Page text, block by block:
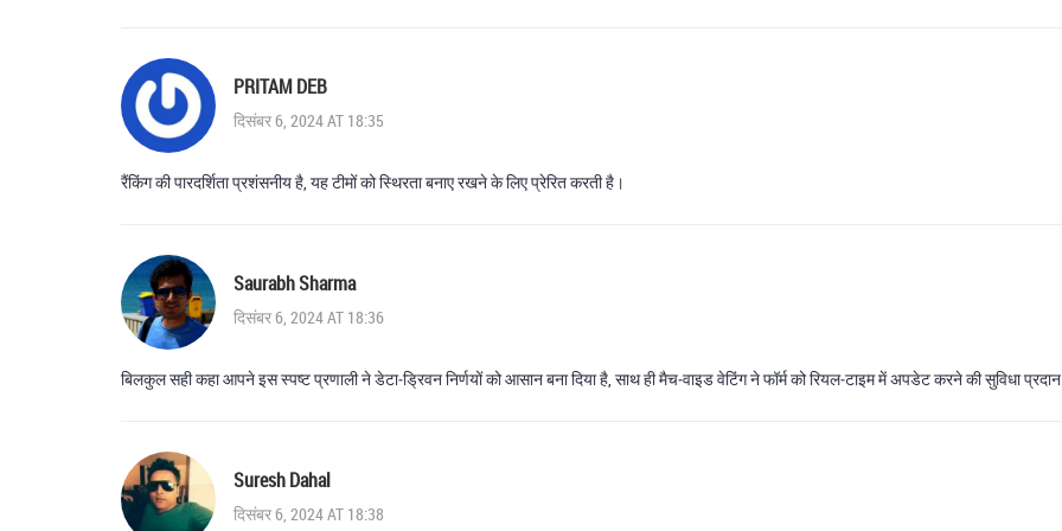
PRITAM DEB
दिसंबर 6, 2024 AT 18:35
रैंकिंग की पारदर्शिता प्रशंसनीय है, यह टीमों को स्थिरता बनाए रखने के लिए प्रेरित करती है।
Saurabh Sharma
दिसंबर 6, 2024 AT 18:36
बिलकुल सही कहा आपने इस स्पष्ट प्रणाली ने डेटा‑ड्रिवन निर्णयों को आसान बना दिया है, साथ ही मैच‑वाइड वेटिंग ने फॉर्म को रियल‑टाइम में अपडेट करने की सुविधा
Suresh Dahal
दिसंबर 6, 2024 AT 18:38